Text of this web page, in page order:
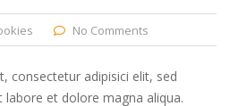
No Comments
consectetur adipisici elit, sed
et dolore magna aliqua.